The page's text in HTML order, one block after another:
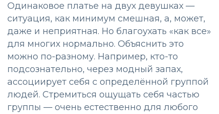
Одинаковое платье на двух девушках —
ситуация, как минимум смешная, а, может,
даже и неприятная. Но благоухать «как все»
для многих нормально. Объяснить это
можно по-разному. Например, кто-то
подсознательно, через модный запах,
ассоциирует себя с определённой группой
людей. Стремиться ощущать себя частью
группы — очень естественно для любого